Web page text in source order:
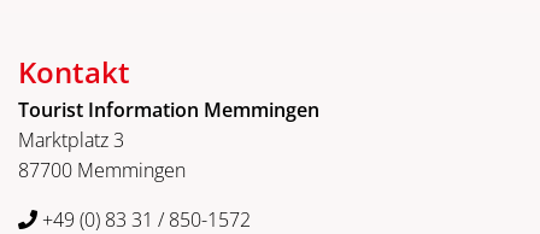
Kontakt
Tourist Information Memmingen
Marktplatz 3
87700 Memmingen
+49 (0) 83 31 / 850-1572